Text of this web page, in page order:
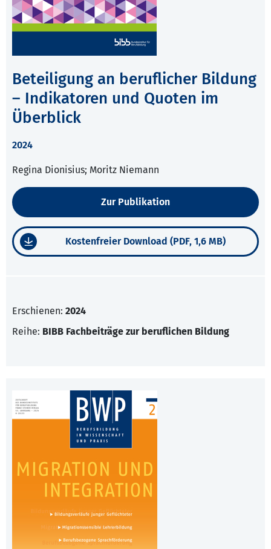
Beteiligung an beruflicher Bildung
– Indikatoren und Quoten im
Überblick
2024
Regina Dionisius; Moritz Niemann
Zur Publikation
Kostenfreier Download (PDF, 1,6 MB)
Erschienen: 2024
Reihe: BIBB Fachbeiträge zur beruflichen Bildung